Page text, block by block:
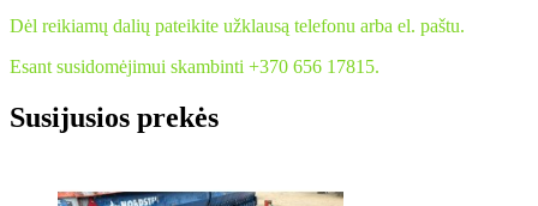
Dėl reikiamų dalių pateikite užklausą telefonu arba el. paštu.
Esant susidomėjimui skambinti +370 656 17815.
Susijusios prekės